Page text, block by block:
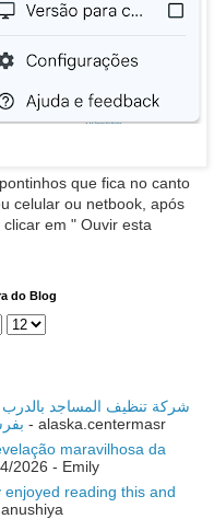
que fica no canto
celular ou netbook, após
em " Ouvir esta
do Blog
شركة تنظيف المساجد
- alaska.centermasr
maravilhosa da
2026 - Emily
reading this and